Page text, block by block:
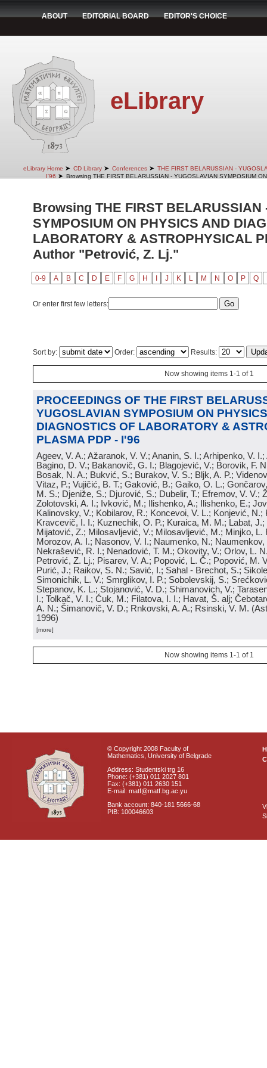
ABOUT EDITORIAL BOARD EDITOR'S CHOICE
eLibrary
eLibrary Home ➤ CD Library ➤ Conferences ➤ THE FIRST BELARUSSIAN -
I'96 ➤ Browsing THE FIRST BELARUSSIAN - YUGOSLAVIAN SYMPOSIUM
Browsing THE FIRST BELARUSSIAN
SYMPOSIUM ON PHYSICS AND
LABORATORY & ASTROPHYSICAL
Author "Petrović, Z. Lj."
0-9 A B C D E F G H J K L M N O P Q
Or enter first few letters:
Sort by: Order: Results:
Now showing items 1-1 of 1
PROCEEDINGS OF THE FIRST
YUGOSLAVIAN SYMPOSIUM ON
DIAGNOSTICS OF LABORATORY &
PLASMA PDP - I'96
Ageev, V. A.; Ažaranok, V. V.; Ananin, S. I.; Arhipenko, V.
Bagino, D. V.; Bakanovič, G. I.; Blagojević, V.; Borovik, F.
Bosak, N. A.; Bukvić, S.; Burakov, V. S.; Bljk, A. P.;
Vitaz, P.; Vujičić, B. T.; Gaković, B.; Gaiko, O. L.;
M. S.; Djeniže, S.; Djurović, S.; Dubelir, T.; Efremov, V. V.;
Zolotovski, A. I.; Ivković, M.; Ilishenko, A.; Ilishenko, E.;
Kalinovsky, V.; Kobilarov, R.; Koncevoi, V. L.; Konjević, N.;
Kravcevič, I. I.; Kuznechik, O. P.; Kuraica, M. M.; Labat,
Mijatović, Z.; Milosavljević, V.; Milosavljević, M.; Minjko, L.
Morozov, A. I.; Nasonov, V. I.; Naumenko, N.; Naumenkov,
Nekrašević, R. I.; Nenadović, T. M.; Okovity, V.; Orlov, L.
Petrović, Z. Lj.; Pisarev, V. A.; Popović, L. Č.; Popović, M.
Purić, J.; Raikov, S. N.; Savić, I.; Sahal - Brechot, S.;
Simonichik, L. V.; Smrglikov, I. P.; Sobolevskij, S.;
Stepanov, K. L.; Stojanović, V. D.; Shimanovich, V.;
I.; Tolkač, V. I.; Ćuk, M.; Filatova, I. I.; Havat, Š. alj;
A. N.; Šimanovič, V. D.; Rnkovski, A. A.; Rsinski, V. M. (
1996)
[more]
Now showing items 1-1 of 1
© Copyright 2008 Faculty of
Mathematics, University of Belgrade
Address: Studentski trg 16
Phone: (+381) 011 2027 801
Fax: (+381) 011 2630 151
E-mail: matf@matf.bg.ac.yu
Bank account: 840-181 5666-68
PIB: 100046603